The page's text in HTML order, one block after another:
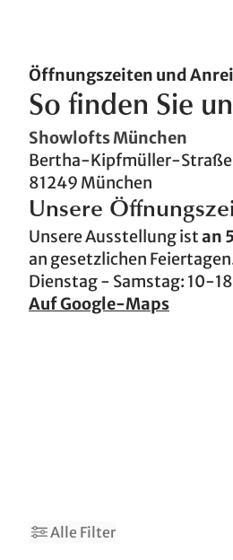
Öffnungszeiten und
So finden Sie
Showlofts München
Bertha-Kipfmüller-Straße
81249 München
Unsere
Unsere Ausstellung istan
an gesetzlichen
Dienstag - Samstag: 10-
Auf Google-Maps
Alle Filter